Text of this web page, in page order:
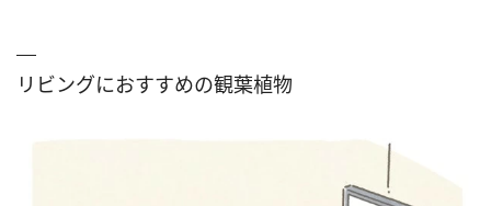
リビングにおすすめの観葉植物